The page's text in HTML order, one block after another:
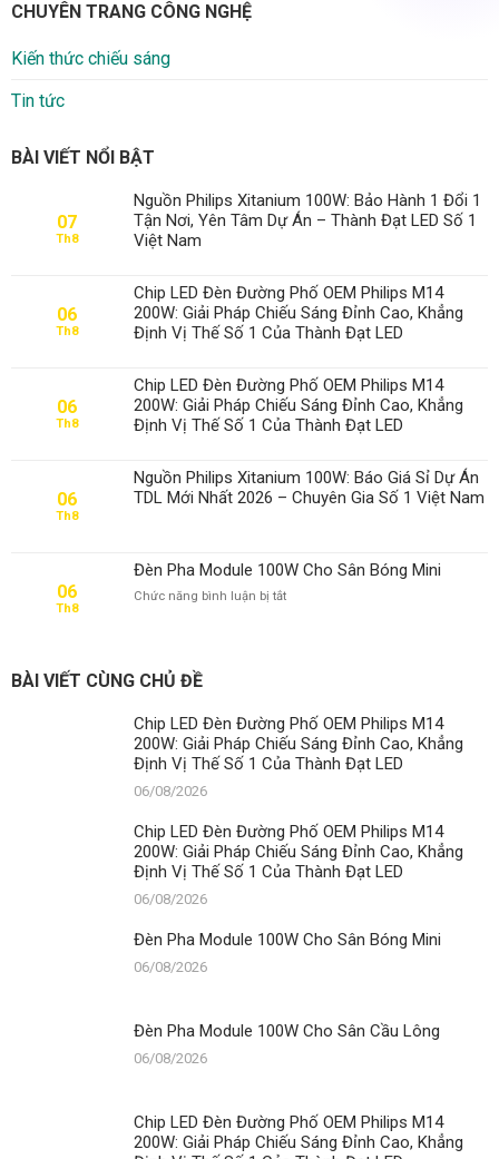
CHUYÊN TRANG CÔNG NGHỆ
Kiến thức chiếu sáng
Tin tức
BÀI VIẾT NỔI BẬT
07
Th8
Nguồn Philips Xitanium 100W: Bảo Hành 1 Đổi 1
Tận Nơi, Yên Tâm Dự Án – Thành Đạt LED Số 1
Việt Nam
06
Th8
Chip LED Đèn Đường Phố OEM Philips M14
200W: Giải Pháp Chiếu Sáng Đỉnh Cao, Khẳng
Định Vị Thế Số 1 Của Thành Đạt LED
06
Th8
Chip LED Đèn Đường Phố OEM Philips M14
200W: Giải Pháp Chiếu Sáng Đỉnh Cao, Khẳng
Định Vị Thế Số 1 Của Thành Đạt LED
06
Th8
Nguồn Philips Xitanium 100W: Báo Giá Sỉ Dự Án
TDL Mới Nhất 2026 – Chuyên Gia Số 1 Việt Nam
06
Th8
Đèn Pha Module 100W Cho Sân Bóng Mini
Chức năng bình luận bị tắtở
Bóng
Mini
BÀI VIẾT CÙNG CHỦ ĐỀ
Chip LED Đèn Đường Phố OEM Philips M14
200W: Giải Pháp Chiếu Sáng Đỉnh Cao, Khẳng
Định Vị Thế Số 1 Của Thành Đạt LED
06/08/2026
Chip LED Đèn Đường Phố OEM Philips M14
200W: Giải Pháp Chiếu Sáng Đỉnh Cao, Khẳng
Định Vị Thế Số 1 Của Thành Đạt LED
06/08/2026
Đèn Pha Module 100W Cho Sân Bóng Mini
06/08/2026
Đèn Pha Module 100W Cho Sân Cầu Lông
06/08/2026
Chip LED Đèn Đường Phố OEM Philips M14
200W: Giải Pháp Chiếu Sáng Đỉnh Cao, Khẳng